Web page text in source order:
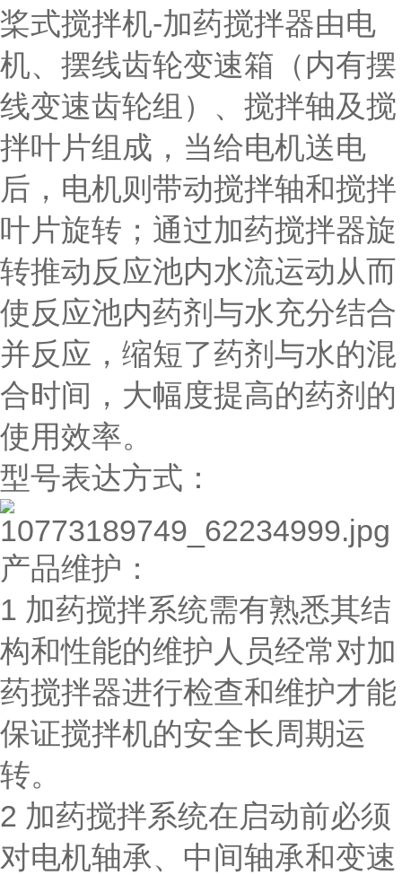
桨式搅拌机-加药搅拌器由电
机、摆线齿轮变速箱（内有摆
线变速齿轮组）、搅拌轴及搅
拌叶片组成，当给电机送电
后，电机则带动搅拌轴和搅拌
叶片旋转；通过加药搅拌器旋
转推动反应池内水流运动从而
使反应池内药剂与水充分结合
并反应，缩短了药剂与水的混
合时间，大幅度提高的药剂的
使用效率。
型号表达方式：
产品维护：
1 加药搅拌系统需有熟悉其结
构和性能的维护人员经常对加
药搅拌器进行检查和维护才能
保证搅拌机的安全长周期运
转。
2 加药搅拌系统在启动前必须
对电机轴承、中间轴承和变速